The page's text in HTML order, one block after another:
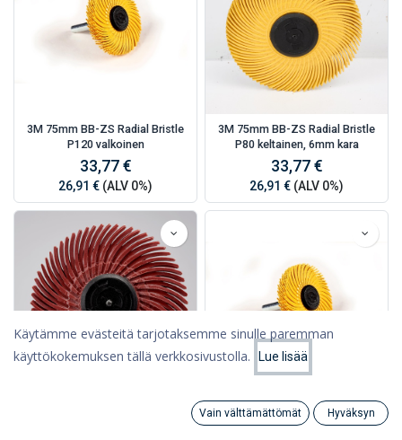
Suosituimmat
Category
3M 75mm BB-ZS Radial Bristle
P120 valkoinen
33,77 €
26,91 € (ALV 0%)
3M 75mm BB-ZS Radial Bristle
P80 keltainen, 6mm kara
33,77 €
26,91 € (ALV 0%)
3M 50mm BB-ZS Radial Bristle
P120 valkoinen
Käytämme evästeitä tarjotaksemme sinulle paremman
käyttökokemuksen tällä verkkosivustolla.
Lue lisää
Vain välttämättömät Hyväksyn